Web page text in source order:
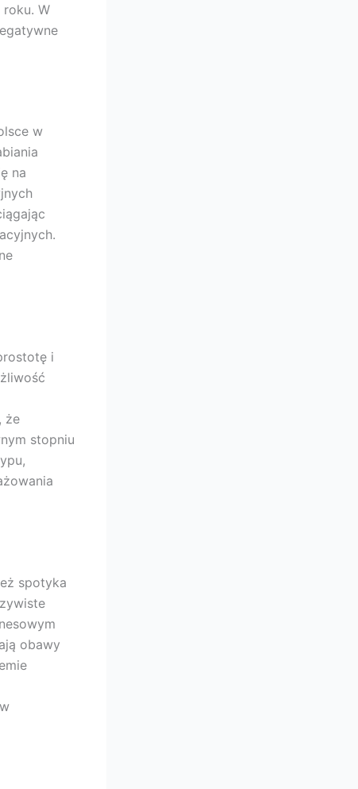
W
w
na
i
że
stopniu
spotyka
obawy